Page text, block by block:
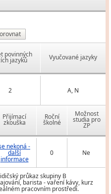
povinných
jazyků Vyučované jazyky
2 A, N
Přijímací
zkouška
Roční
školné
Možnost
studia pro
ZP
nekoná -
další
informace
0 Ne
průkaz skupiny B
barista - vaření kávy, kurz
pracovním prostředí.